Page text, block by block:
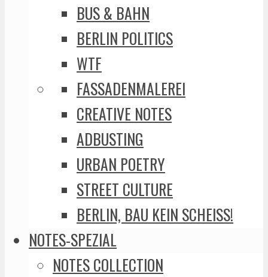
BUS & BAHN
BERLIN POLITICS
WTF
FASSADENMALEREI
CREATIVE NOTES
ADBUSTING
URBAN POETRY
STREET CULTURE
BERLIN, BAU KEIN SCHEISS!
NOTES-SPEZIAL
NOTES COLLECTION